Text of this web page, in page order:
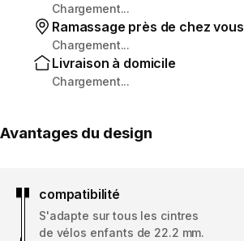
Chargement...
Ramassage près de chez vous
Chargement...
Livraison à domicile
Chargement...
Avantages du design
compatibilité
S'adapte sur tous les cintres
de vélos enfants de 22.2 mm.